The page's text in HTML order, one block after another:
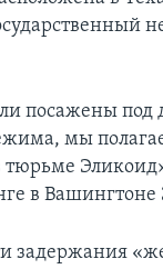
посажены под
мы
тюрьме
в Вашингтоне
задержания